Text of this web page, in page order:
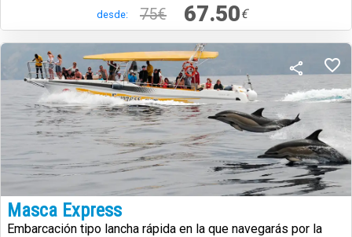
desde: 75€ 67.50€
Masca Express
Embarcación tipo lancha rápida en la que navegarás por la